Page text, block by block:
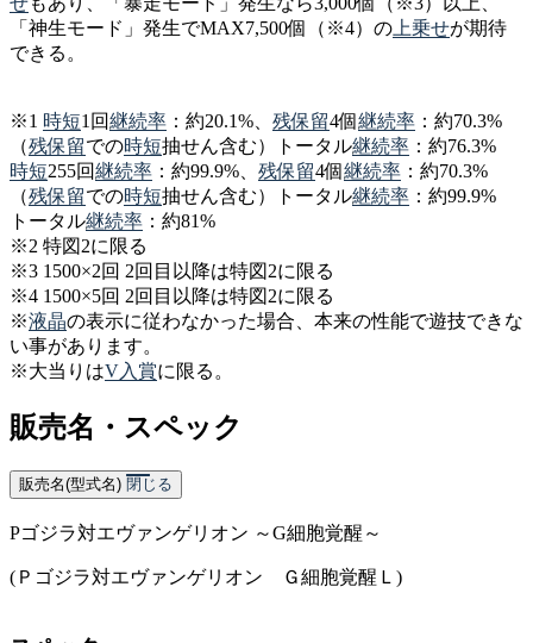
「神生モード」発生でMAX7,500個（※4）の 上乗せが期待
できる。
※1 時短1回継続率 ：約20.1%、 残保留4個継続率 ：約70.3%
（残保留での時短抽せん含む）トータル継続率 ：約76.3%
時短255回継続率 ：約99.9%、 残保留4個継続率 ：約70.3%
（残保留での時短抽せん含む）トータル継続率 ：約99.9%
トータル継続率 ：約81%
※2 特図2に限る
※3 1500×2回 2回目以降は特図2に限る
※4 1500×5回 2回目以降は特図2に限る
※液晶の表示に従わなかった場合、本来の性能で遊技できな
い事があります。
※大当りはV入賞に限る。
販売名・スペック
販売名(型式名) 閉じる
Pゴジラ対エヴァンゲリオン ～G細胞覚醒～
(Ｐゴジラ対エヴァンゲリオン Ｇ細胞覚醒Ｌ)